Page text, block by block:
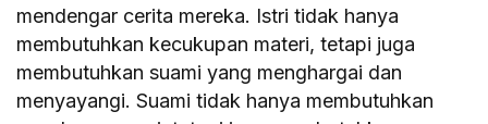
mendengar cerita mereka. Istri tidak hanya
membutuhkan kecukupan materi, tetapi juga
membutuhkan suami yang menghargai dan
menyayangi. Suami tidak hanya membutuhkan